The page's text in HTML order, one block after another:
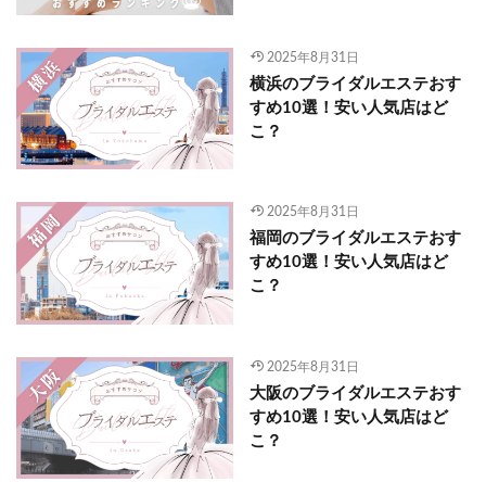
2025年8月31日
横浜のブライダルエステおす
すめ10選！安い人気店はど
こ？
2025年8月31日
福岡のブライダルエステおす
すめ10選！安い人気店はど
こ？
2025年8月31日
大阪のブライダルエステおす
すめ10選！安い人気店はど
こ？